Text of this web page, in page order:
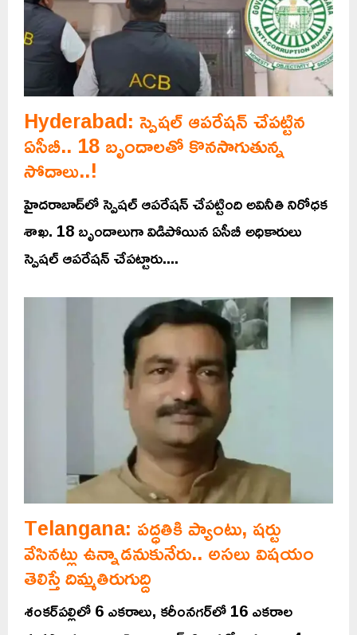
Hyderabad: స్పెషల్‌ ఆపరేషన్‌ చేపట్టిన
ఏసీబీ.. 18 బృందాలతో కొనసాగుతున్న
సోదాలు..!
హైదరాబాద్‌లో స్పెషల్‌ ఆపరేషన్‌ చేపట్టింది అవినీతి నిరోధక
శాఖ. 18 బృందాలుగా విడిపోయిన ఏసీబీ అధికారులు
స్పెషల్‌ ఆపరేషన్‌ చేపట్టారు....
Telangana: పద్ధతికి ప్యాంటు, షర్టు
వేసినట్లు ఉన్నాడనుకునేరు.. అసలు విషయం
తెలిస్తే దిమ్మతిరుగుద్ది
శంకర్‌పల్లిలో 6 ఎకరాలు, కరీంనగర్‌లో 16 ఎకరాల